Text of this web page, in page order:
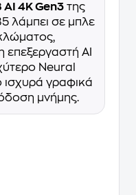
4K Gen3 της
λάμπει σε μπλε
επεξεργαστή AI
Neural
ισχυρά γραφικά
μνήμης.